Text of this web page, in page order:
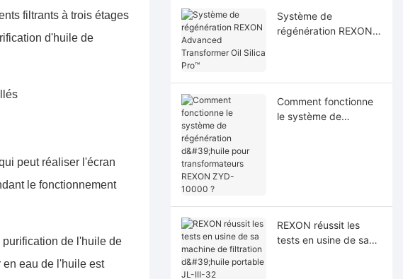
filtrants à trois étages
d'huile de
peut réaliser l'écran
le fonctionnement
de l'huile de
en eau de l'huile est
Système de
régénération REXON
Comment fonctionne
le système de
REXON réussit les
tests en usine de sa